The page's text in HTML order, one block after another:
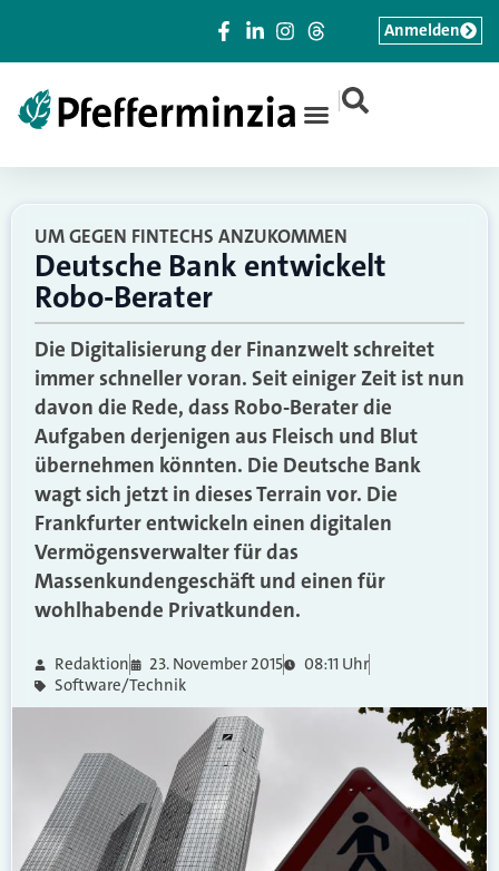
|
Anmelden
UM GEGEN FINTECHS ANZUKOMMEN
Deutsche Bank entwickelt
Robo-Berater
Die Digitalisierung der Finanzwelt schreitet
immer schneller voran. Seit einiger Zeit ist nun
davon die Rede, dass Robo-Berater die
Aufgaben derjenigen aus Fleisch und Blut
übernehmen könnten. Die Deutsche Bank
wagt sich jetzt in dieses Terrain vor. Die
Frankfurter entwickeln einen digitalen
Vermögensverwalter für das
Massenkundengeschäft und einen für
wohlhabende Privatkunden.
Redaktion 23. November 2015
08:11 Uhr
Software/Technik